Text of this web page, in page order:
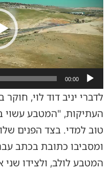
00:00
לדברי יניב דוד לוי,
העתיקות, "המטבע עשוי
טוב למדי. בצד הפנים
ומסביבו כתובת בכתב
המטבע לולב, ולצידו